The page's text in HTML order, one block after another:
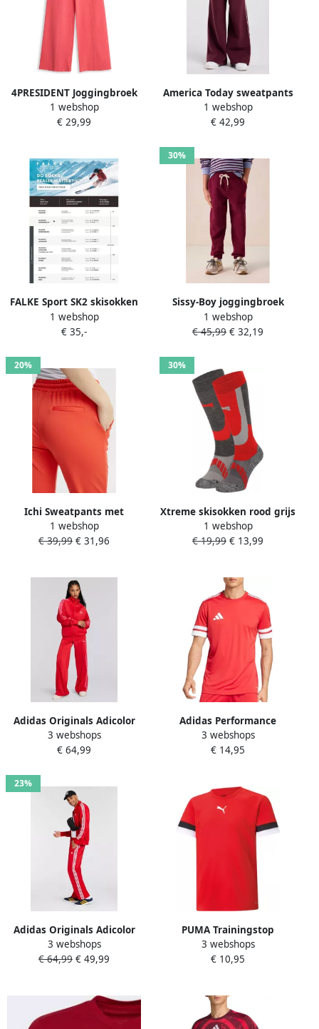
4PRESIDENT Joggingbroek
Rita Mid red fluor
1 webshop
€ 29,99
America Today sweatpants
donkerrood
1 webshop
€ 42,99
FALKE Sport SK2 skisokken
bordeauxrood
1 webshop
€ 35,-
30%
Sissy-Boy joggingbroek
donkerrood
1 webshop
€ 45,99 € 32,19
20%
Ichi Sweatpants met
tunnelkoord model 'KATE'
1 webshop
€ 39,99 € 31,96
30%
Xtreme skisokken rood grijs
(set van 2)
1 webshop
€ 19,99 € 13,99
Adidas Originals Adicolor
Classic Firebird Loose Track
Top Women Hoodies &
3 webshops
€ 64,99
Adidas Performance
Voetbalshirt SQUA25 JSY M
3 webshops
€ 14,95
23%
Adidas Originals Adicolor
Firebird Jogging Broek
Trainingsbroeken Heren
3 webshops
€ 64,99 € 49,99
PUMA Trainingstop
TEAMRISE JERSEY JR
3 webshops
€ 10,95